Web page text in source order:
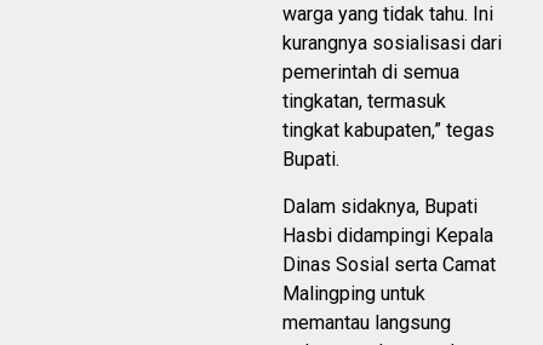
warga yang tidak tahu. Ini
kurangnya sosialisasi dari
pemerintah di semua
tingkatan, termasuk
tingkat kabupaten,” tegas
Bupati.
Dalam sidaknya, Bupati
Hasbi didampingi Kepala
Dinas Sosial serta Camat
Malingping untuk
memantau langsung